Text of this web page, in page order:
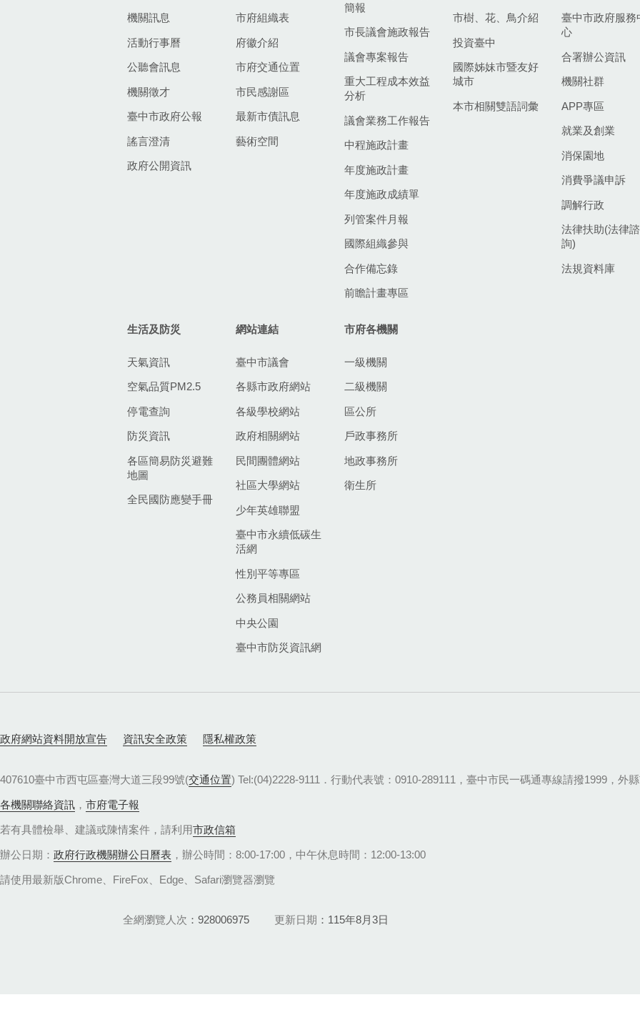
機關訊息
活動行事曆
公聽會訊息
機關徵才
臺中市政府公報
謠言澄清
政府公開資訊
市府組織表
府徽介紹
市府交通位置
市民感謝區
最新市債訊息
藝術空間
簡報
市長議會施政報告
議會專案報告
重大工程成本效益
分析
議會業務工作報告
中程施政計畫
年度施政計畫
年度施政成績單
列管案件月報
國際組織參與
合作備忘錄
前瞻計畫專區
市樹、花、鳥介紹
投資臺中
國際姊妹市暨友好
城市
本市相關雙語詞彙
臺中市政府服務
心
合署辦公資訊
機關社群
APP專區
就業及創業
消保園地
消費爭議申訴
調解行政
法律扶助(法律諮
詢)
法規資料庫
生活及防災
天氣資訊
空氣品質PM2.5
停電查詢
防災資訊
各區簡易防災避難
地圖
全民國防應變手冊
網站連結
臺中市議會
各縣市政府網站
各級學校網站
政府相關網站
民間團體網站
社區大學網站
少年英雄聯盟
臺中市永續低碳生
活網
性別平等專區
公務員相關網站
中央公園
臺中市防災資訊網
市府各機關
一級機關
二級機關
區公所
戶政事務所
地政事務所
衛生所
政府網站資料開放宣告 資訊安全政策 隱私權政策
407610臺中市西屯區臺灣大道三段99號(交通位置) Tel:(04)2228-9111．行動代表號：0910-289111，臺中市民一碼通專線請撥1999，外
各機關聯絡資訊 ， 市府電子報
若有具體檢舉、建議或陳情案件，請利用市政信箱
辦公日期： 政府行政機關辦公日曆表 ，辦公時間：8:00-17:00，中午休息時間：12:00-13:00
請使用最新版Chrome、FireFox、Edge、Safari瀏覽器瀏覽
全網瀏覽人次 928006975 更新日期 115年8月3日